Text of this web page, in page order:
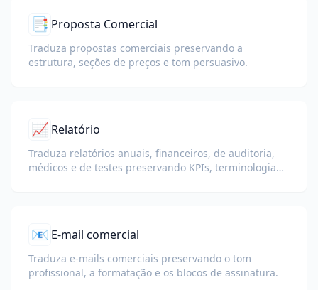
📑 Proposta Comercial
Traduza propostas comerciais preservando a
estrutura, seções de preços e tom persuasivo.
📈 Relatório
Traduza relatórios anuais, financeiros, de auditoria,
médicos e de testes preservando KPIs, terminologia
📧 E-mail comercial
Traduza e-mails comerciais preservando o tom
profissional, a formatação e os blocos de assinatura.